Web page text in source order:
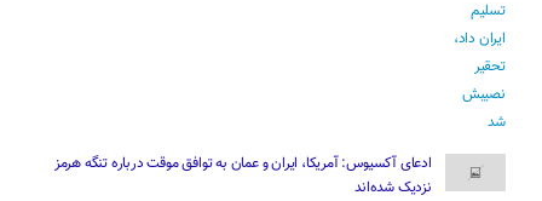
ادعای آکسیوس: آمریکا، ایران و عمان به توافق موقت درباره تنگه هرمز
نزدیک شده‌اند